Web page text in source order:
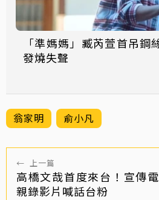
「準媽媽」臧芮萱首吊鋼絲狂發
發燒失聲
翁家明 俞小凡
← 上一篇
高橋文哉首度來台！宣傳
親錄影片喊話台粉